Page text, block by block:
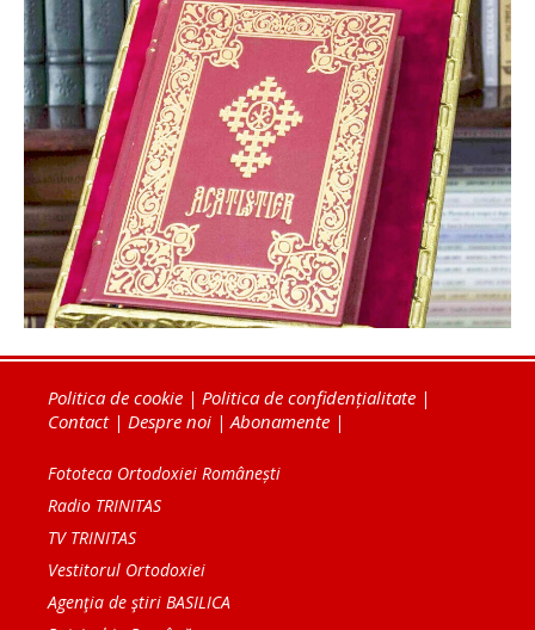
Politica de cookie | Politica de confidențialitate |
Contact| Despre noi | Abonamente |
Fototeca Ortodoxiei Românești
Radio TRINITAS
TV TRINITAS
Vestitorul Ortodoxiei
Agenţia de ştiri BASILICA